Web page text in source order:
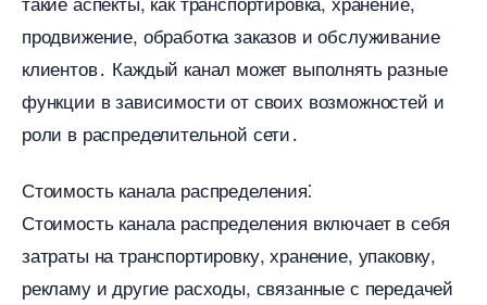
продвижение, обработка заказов и обслуживание
клиентов․ Каждый канал может выполнять разные
функции в зависимости от своих возможностей и
роли в распределительной сети․
Стоимость канала распределения⁚
Стоимость канала распределения включает в себя
затраты на транспортировку, хранение, упаковку,
рекламу и другие расходы, связанные с передачей